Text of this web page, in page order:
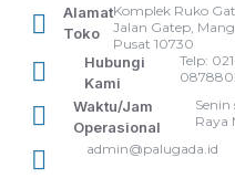
Alamat
Toko
Komplek Ruko
Jalan Gatep,
Pusat 10730
Hubungi
Kami
Telp:
Waktu/Jam
Operasional
Raya
admin@palugada.id